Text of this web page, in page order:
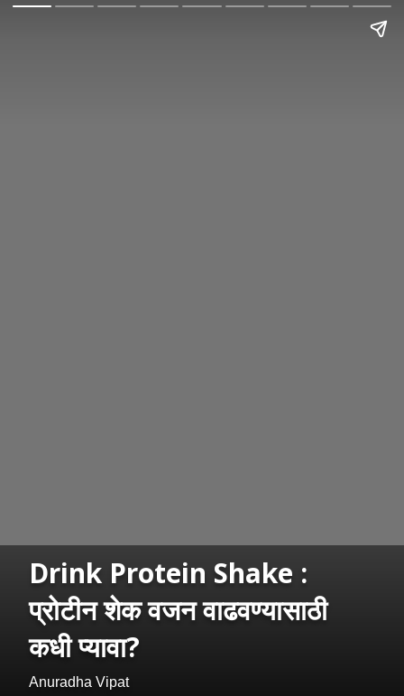
Drink Protein Shake :
प्रोटीन शेक वजन वाढवण्यासाठी
कधी प्यावा?
Anuradha Vipat